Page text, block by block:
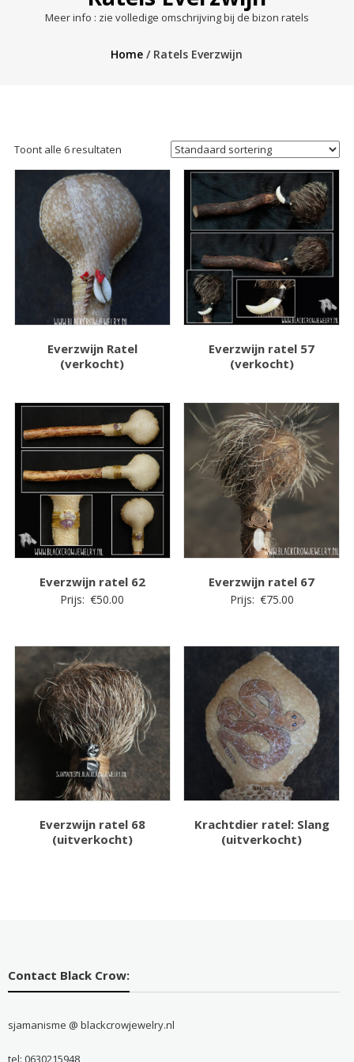
Meer info : zie volledige omschrijving bij de bizon ratels
Home / Ratels Everzwijn
Toont alle 6 resultaten
Everzwijn Ratel
(verkocht)
Everzwijn ratel 57
(verkocht)
Everzwijn ratel 62
Prijs: €50.00
Everzwijn ratel 67
Prijs: €75.00
Everzwijn ratel 68
(uitverkocht)
Krachtdier ratel: Slang
(uitverkocht)
Contact Black Crow:
sjamanisme @ blackcrowjewelry.nl
tel: 0630215948